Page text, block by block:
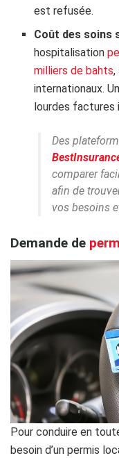
est refusée.
Coût des soins
hospitalisation
milliers de bahts,
internationaux.
lourdes factures
Des
comparer
afin de
vos besoins
Demande de
Pour conduire en
besoin d’un permis